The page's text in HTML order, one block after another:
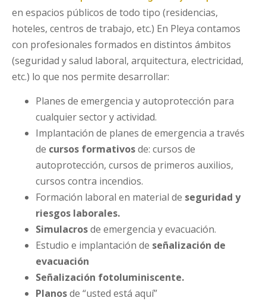
en espacios públicos de todo tipo (residencias,
hoteles, centros de trabajo, etc.) En Pleya contamos
con profesionales formados en distintos ámbitos
(seguridad y salud laboral, arquitectura, electricidad,
etc.) lo que nos permite desarrollar:
Planes de emergencia y autoprotección para
cualquier sector y actividad.
Implantación de planes de emergencia a través
de cursos formativosde: cursos de
autoprotección, cursos de primeros auxilios,
cursos contra incendios.
Formación laboral en material de seguridad y
riesgos laborales.
Simulacrosde emergencia y evacuación.
Estudio e implantación de señalización de
evacuación
Señalización fotoluminiscente.
Planosde “usted está aquí”